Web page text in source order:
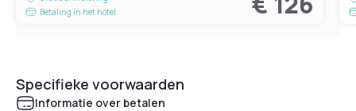
Betaling in het hotel
Specifieke voorwaarden
Informatie over betalen